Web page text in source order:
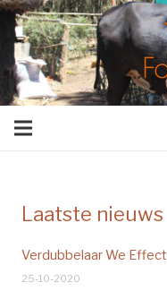
Laatste nieuws
Verdubbelaar We Effect
25-10-2020